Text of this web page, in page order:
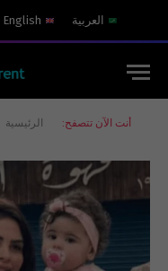
العربية English
أنت الآن تتصفح: الرئيسية